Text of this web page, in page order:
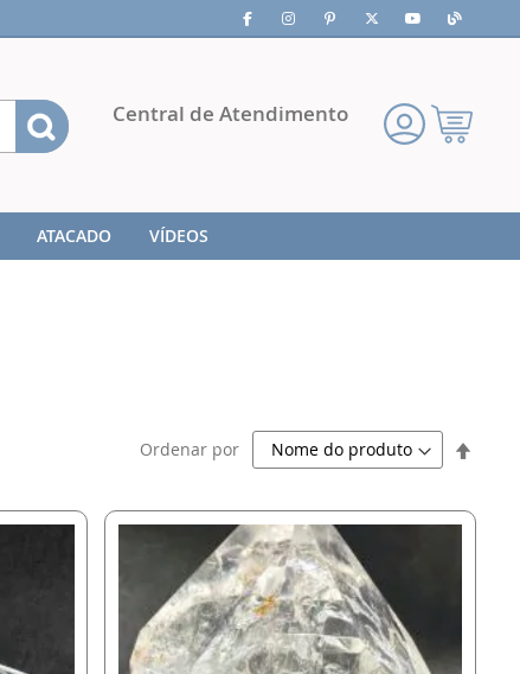
Meu
Carrinho
Central de Atendimento
Pesquisa
ATACADO
VÍDEOS
Ordenar por